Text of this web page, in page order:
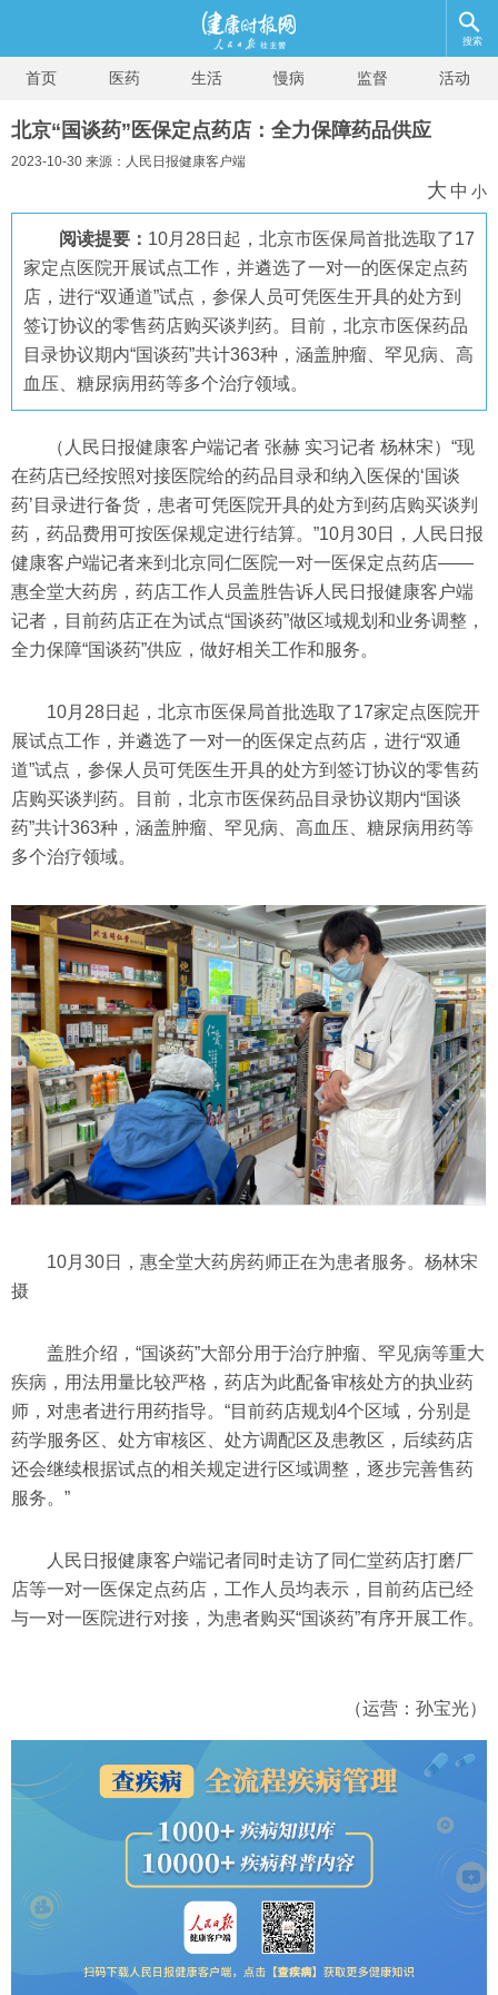
搜索
首页 医药 生活 慢病 监督 活动
北京“国谈药”医保定点药店：全力保障药品供应
2023-10-30 来源：人民日报健康客户端
大 中 小
阅读提要： 10月28日起，北京市医保局首批选取了17
家定点医院开展试点工作，并遴选了一对一的医保定点药
店，进行“双通道”试点，参保人员可凭医生开具的处方到
签订协议的零售药店购买谈判药。目前，北京市医保药品
目录协议期内“国谈药”共计363种，涵盖肿瘤、罕见病、高
血压、糖尿病用药等多个治疗领域。
（人民日报健康客户端记者 张赫 实习记者 杨林宋）“现
在药店已经按照对接医院给的药品目录和纳入医保的‘国谈
药’目录进行备货，患者可凭医院开具的处方到药店购买谈判
药，药品费用可按医保规定进行结算。”10月30日，人民日报
健康客户端记者来到北京同仁医院一对一医保定点药店——
惠全堂大药房，药店工作人员盖胜告诉人民日报健康客户端
记者，目前药店正在为试点“国谈药”做区域规划和业务调整，
全力保障“国谈药”供应，做好相关工作和服务。
10月28日起，北京市医保局首批选取了17家定点医院开
展试点工作，并遴选了一对一的医保定点药店，进行“双通
道”试点，参保人员可凭医生开具的处方到签订协议的零售药
店购买谈判药。目前，北京市医保药品目录协议期内“国谈
药”共计363种，涵盖肿瘤、罕见病、高血压、糖尿病用药等
多个治疗领域。
10月30日，惠全堂大药房药师正在为患者服务。杨林宋
摄
盖胜介绍，“国谈药”大部分用于治疗肿瘤、罕见病等重大
疾病，用法用量比较严格，药店为此配备审核处方的执业药
师，对患者进行用药指导。“目前药店规划4个区域，分别是
药学服务区、处方审核区、处方调配区及患教区，后续药店
还会继续根据试点的相关规定进行区域调整，逐步完善售药
服务。”
人民日报健康客户端记者同时走访了同仁堂药店打磨厂
店等一对一医保定点药店，工作人员均表示，目前药店已经
与一对一医院进行对接，为患者购买“国谈药”有序开展工作。
（运营：孙宝光）